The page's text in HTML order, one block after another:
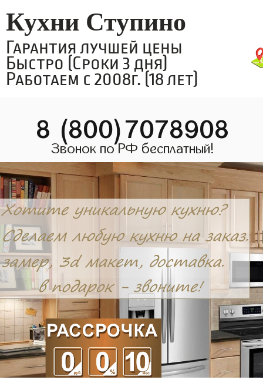
Кухни Ступино
Гарантия лучшей цены
Быстро (Сроки 3 дня)
Работаем с 2008г. (18 лет)
8 (800)7078908
Звонок по РФ бесплатный!